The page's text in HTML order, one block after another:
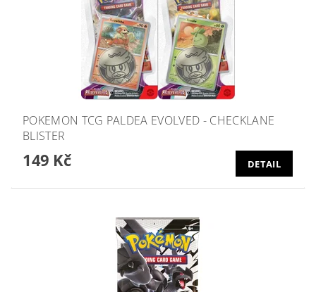
POKEMON TCG PALDEA EVOLVED - CHECKLANE
BLISTER
149 Kč DETAIL